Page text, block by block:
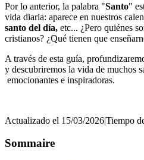
Por lo anterior, la palabra "Santo"
vida diaria: aparece en nuestros
santo del día, etc... ¿Pero quiénes
cristianos? ¿Qué tienen que
A través de esta guía,
y descubriremos la vida de muchos
emocionantes e inspiradoras.
Actualizado el 15/03/2026|Tiempo
Sommaire